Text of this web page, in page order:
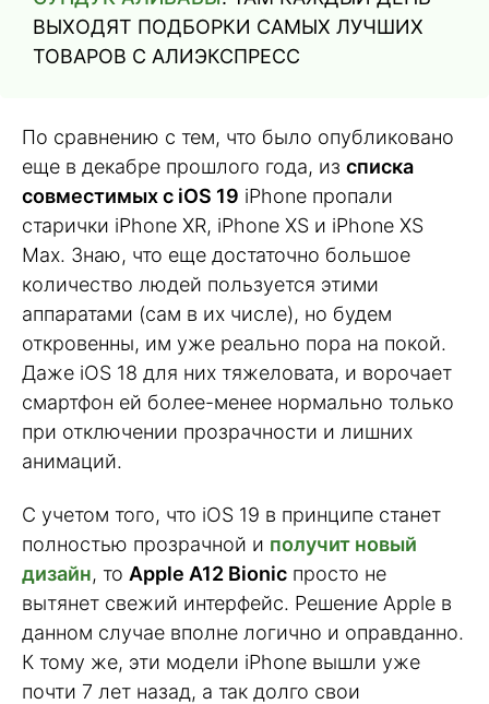
ВЫХОДЯТ ПОДБОРКИ САМЫХ ЛУЧШИХ
ТОВАРОВ С АЛИЭКСПРЕСС
По сравнению с тем, что было опубликовано
еще в декабре прошлого года, из списка
совместимых с iOS 19 iPhone пропали
старички iPhone XR, iPhone XS и iPhone XS
Max. Знаю, что еще достаточно большое
количество людей пользуется этими
аппаратами (сам в их числе), но будем
откровенны, им уже реально пора на покой.
Даже iOS 18 для них тяжеловата, и ворочает
смартфон ей более-менее нормально только
при отключении прозрачности и лишних
анимаций.
С учетом того, что iOS 19 в принципе станет
полностью прозрачной и получит новый
дизайн, то Apple A12 Bionic просто не
вытянет свежий интерфейс. Решение Apple в
данном случае вполне логично и оправданно.
К тому же, эти модели iPhone вышли уже
почти 7 лет назад, а так долго свои